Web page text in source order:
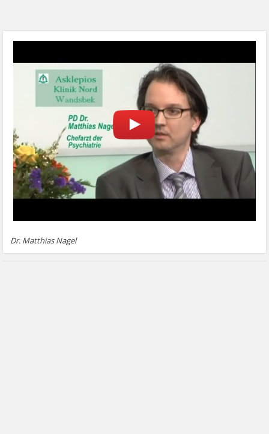
Dr. Matthias Nagel